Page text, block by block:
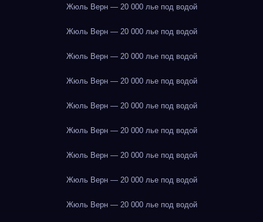
Жюль Верн — 20 000 лье под водой
Жюль Верн — 20 000 лье под водой
Жюль Верн — 20 000 лье под водой
Жюль Верн — 20 000 лье под водой
Жюль Верн — 20 000 лье под водой
Жюль Верн — 20 000 лье под водой
Жюль Верн — 20 000 лье под водой
Жюль Верн — 20 000 лье под водой
Жюль Верн — 20 000 лье под водой